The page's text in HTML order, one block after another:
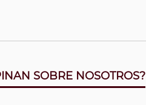
SOBRE NOSOTROS?